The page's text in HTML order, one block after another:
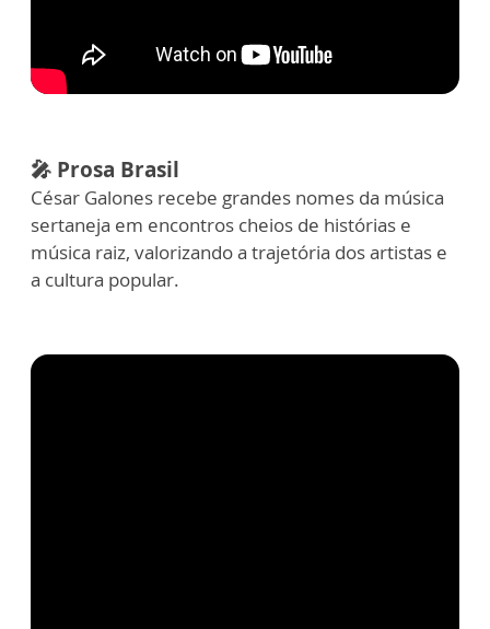
🎤 Prosa Brasil
César Galones recebe grandes nomes da música
sertaneja em encontros cheios de histórias e
música raiz, valorizando a trajetória dos artistas e
a cultura popular.